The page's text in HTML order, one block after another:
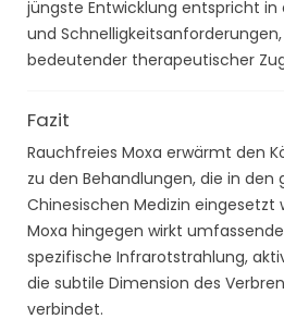
jüngste Entwicklung entspricht
und
bedeutender therapeutischer
Fazit
Rauchfreies Moxa erwärmt den
zu den Behandlungen, die in
Chinesischen Medizin eingesetzt
Moxa hingegen wirkt
spezifische Infrarotstrahlung,
die subtile Dimension des
verbindet.